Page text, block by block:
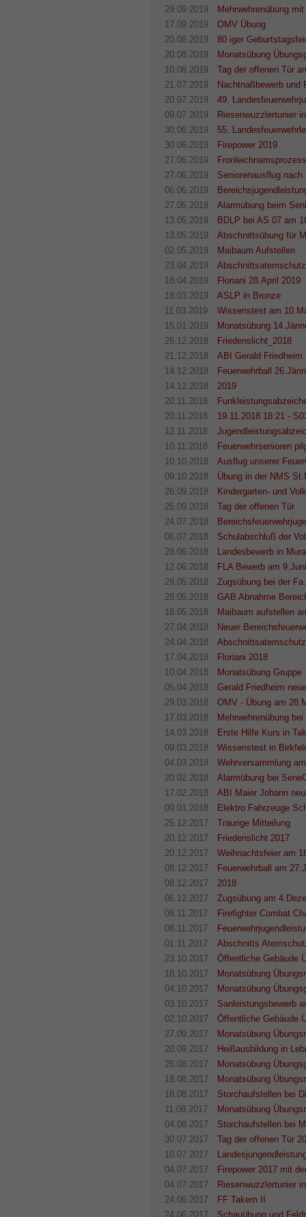
29.09.2019
Mehrwehrenübung
17.09.2019
OMV Übung
20.08.2019
80 iger
20.08.2019
Monatsübung
10.08.2019
Tag der offenen Tür
21.07.2019
Nachtnaßbewerb und
20.07.2019
49.
09.07.2019
Riesenwuzzlertunier
30.06.2019
55.
30.06.2019
Firepower 2019
27.06.2019
27.06.2019
Seniorenausflug nach
06.06.2019
27.05.2019
Alarmübung beim
13.05.2019
BDLP bei AS 07 am
13.05.2019
Abschnittsübung für
02.05.2019
Maibaum Aufstellen
23.04.2019
18.04.2019
Floriani 28.April 2019
18.03.2019
ASLP in Bronze
11.03.2019
Wissenstest am
15.01.2019
Monatsübung
26.12.2018
Friedenslicht_2018
21.12.2018
ABI Gerald
14.12.2018
Feuerwehrball
14.12.2018
2019
20.11.2018
20.11.2018
19.11.2018 18:21 -
12.11.2018
10.11.2018
Feuerwehrsenioren
10.10.2018
Ausflug unserer
09.10.2018
Übung in der NMS
26.09.2018
Kindergarten- und
25.09.2018
Tag der offenen Tür
24.07.2018
06.07.2018
Schulabschluß der
28.06.2018
Landesbewerb in
12.06.2018
FLA Bewerb am
29.05.2018
Zugsübung bei der
28.05.2018
GAB Abnahme
18.05.2018
Maibaum aufstellen
27.04.2018
Neuer
24.04.2018
17.04.2018
Floriani 2018
10.04.2018
Monatsübung
05.04.2018
Gerald Friedheim
29.03.2018
OMV - Übung am
17.03.2018
Mehrwehrenübung
14.03.2018
Erste Hilfe Kurs in
09.03.2018
Wissenstest in
04.03.2018
Wehrversammlung
20.02.2018
Alarmübung bei
17.02.2018
ABI Maier Johann
09.01.2018
Elektro Fahrzeuge
25.12.2017
Traurige Mitteilung
20.12.2017
Friedenslicht 2017
20.12.2017
Weihnachtsfeier am
08.12.2017
Feuerwehrball am
08.12.2017
2018
06.12.2017
Zugsübung am
08.11.2017
Firefighter Combat
08.11.2017
01.11.2017
Abschnitts
23.10.2017
Öffentliche Gebäude
18.10.2017
Monatsübung
04.10.2017
Monatsübung
03.10.2017
Sanleistungsbewerb
02.10.2017
Öffentliche Gebäude
27.09.2017
Monatsübung
20.09.2017
Heißausbildung in
26.08.2017
Monatsübung
18.08.2017
Monatsübung
18.08.2017
Storchaufstellen bei
11.08.2017
Monatsübung
04.08.2017
Storchaufstellen bei
30.07.2017
Tag der offenen Tür
10.07.2017
04.07.2017
Firepower 2017 mit
04.07.2017
Riesenwuzzlertunier
24.06.2017
FF Takern II
24.06.2017
Schauübung und